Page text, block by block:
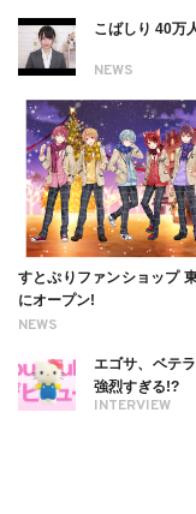
NEWS
こばしり 40万
NEWS
すとぷりファンショップ
にオープン!
INTERVIEW
エゴサ、ベテ
強烈すぎる!?